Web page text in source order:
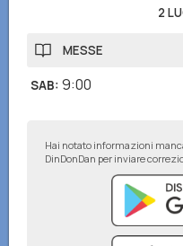
2
MESSE
SAB: 9:00
Hai notato informazioni
DinDonDan per inviare